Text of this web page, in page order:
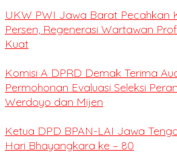
UKW PWI Jawa Barat Pecahkan
Persen, Regenerasi Wartawan
Kuat
Komisi A DPRD Demak Terima
Permohonan Evaluasi Seleksi
Werdoyo dan Mijen
Ketua DPD BPAN-LAI Jawa
Hari Bhayangkara ke – 80